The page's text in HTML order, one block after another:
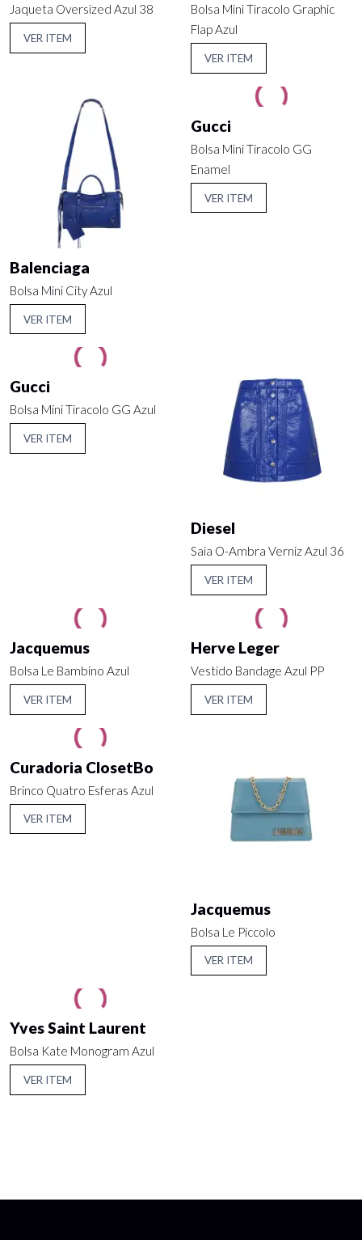
Jaqueta Oversized Azul 38
VER ITEM
Bolsa Mini Tiracolo Graphic
Flap Azul
VER ITEM
Balenciaga
Bolsa Mini City Azul
VER ITEM
Gucci
Bolsa Mini Tiracolo GG
Enamel
VER ITEM
Gucci
Bolsa Mini Tiracolo GG Azul
VER ITEM
Diesel
Saia O-Ambra Verniz Azul 36
VER ITEM
Jacquemus
Bolsa Le Bambino Azul
VER ITEM
Herve Leger
Vestido Bandage Azul PP
VER ITEM
Curadoria ClosetBo
Brinco Quatro Esferas Azul
VER ITEM
Jacquemus
Bolsa Le Piccolo
VER ITEM
Yves Saint Laurent
Bolsa Kate Monogram Azul
VER ITEM